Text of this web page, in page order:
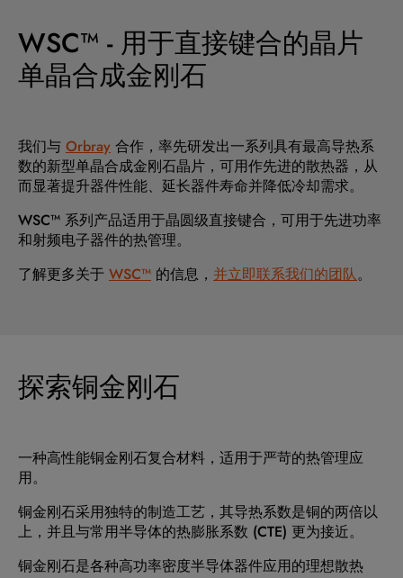
WSC™ - 用于直接键合的晶片
单晶合成金刚石
我们与 Orbray 合作，率先研发出一系列具有最高导热系
数的新型单晶合成金刚石晶片，可用作先进的散热器，从
而显著提升器件性能、延长器件寿命并降低冷却需求。
WSC™ 系列产品适用于晶圆级直接键合，可用于先进功率
和射频电子器件的热管理。
了解更多关于 WSC™ 的信息， 并立即联系我们的团队。
探索铜金刚石
一种高性能铜金刚石复合材料，适用于严苛的热管理应
用。
铜金刚石采用独特的制造工艺，其导热系数是铜的两倍以
上，并且与常用半导体的热膨胀系数 (CTE) 更为接近。
铜金刚石是各种高功率密度半导体器件应用的理想散热